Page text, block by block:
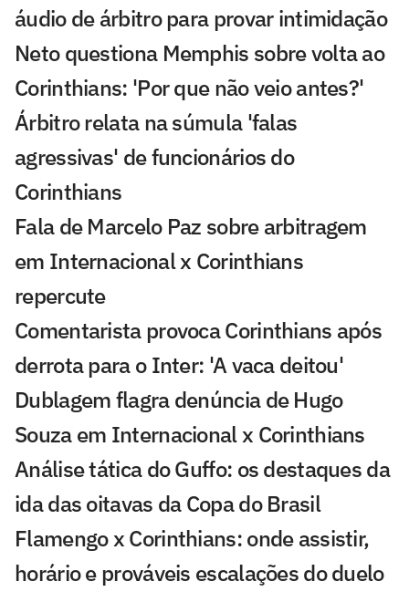
áudio de árbitro para provar intimidação
Neto questiona Memphis sobre volta ao
Corinthians: 'Por que não veio antes?'
Árbitro relata na súmula 'falas
agressivas' de funcionários do
Corinthians
Fala de Marcelo Paz sobre arbitragem
em Internacional x Corinthians
repercute
Comentarista provoca Corinthians após
derrota para o Inter: 'A vaca deitou'
Dublagem flagra denúncia de Hugo
Souza em Internacional x Corinthians
Análise tática do Guffo: os destaques da
ida das oitavas da Copa do Brasil
Flamengo x Corinthians: onde assistir,
horário e prováveis escalações do duelo